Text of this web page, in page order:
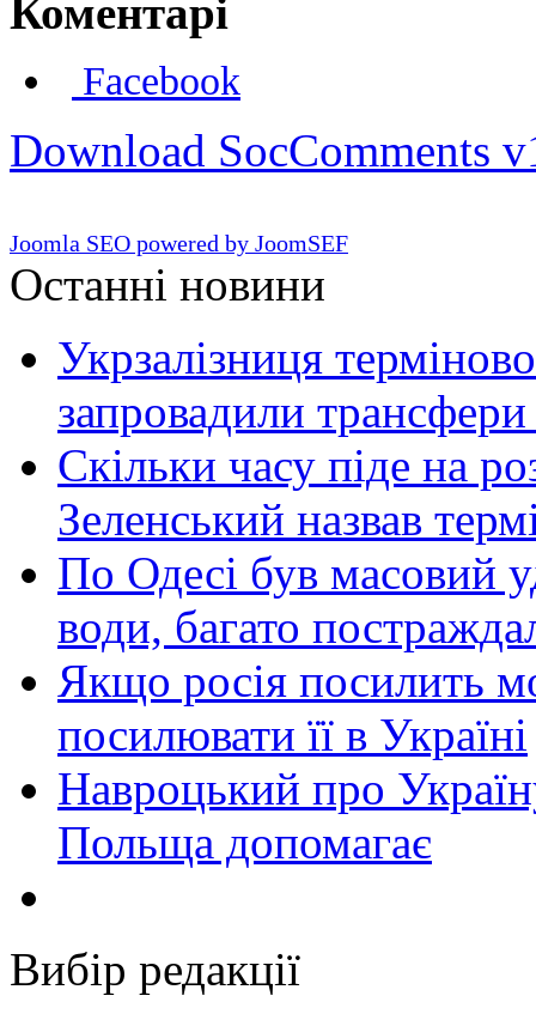
Коментарі
Facebook
Download SocComments
Joomla SEO powered by JoomSEF
Останні новини
Укрзалізниця
запровадили
Скільки часу піде на
Зеленський назвав
По Одесі був масовий
води, багато
Якщо росія посилить
посилювати її в Україні
Навроцький про
Польща допомагає
Вибір редакції